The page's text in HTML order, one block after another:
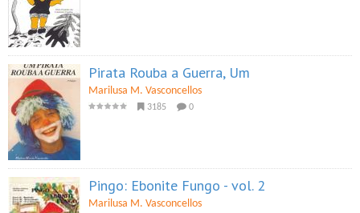
Pirata Rouba a Guerra, Um
Marilusa M. Vasconcellos
3185 0
Pingo: Ebonite Fungo - vol. 2
Marilusa M. Vasconcellos